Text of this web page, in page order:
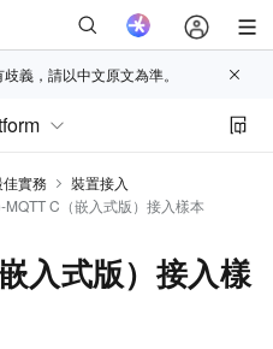
義，請以中文原文為準。
佳實務
裝置接入
MQTT C（嵌入式版）接入樣本
入式版）接入樣